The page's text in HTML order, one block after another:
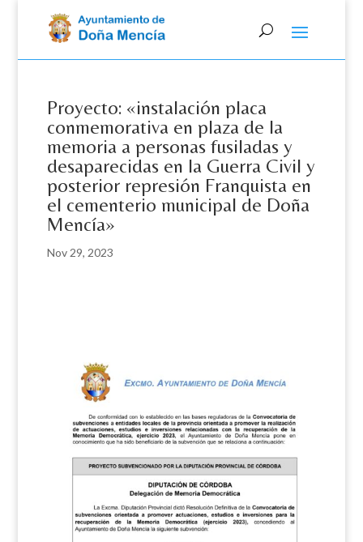
Proyecto: «instalación placa
conmemorativa en plaza de la
memoria a personas fusiladas y
desaparecidas en la Guerra Civil y
posterior represión Franquista en
el cementerio municipal de Doña
Mencía»
Nov 29, 2023